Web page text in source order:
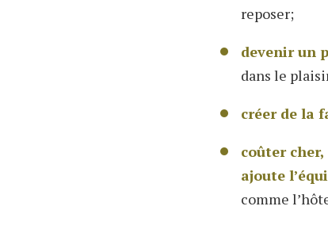
reposer;
devenir un
dans le
créer de la
coûter
ajoute
comme